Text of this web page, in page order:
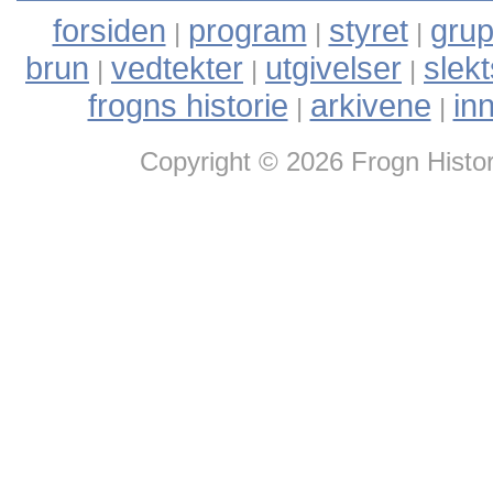
forsiden | program | styret|
brun | vedtekter | utgivelser |
frogns historie | arkivene |
Copyright © 2026 Frogn